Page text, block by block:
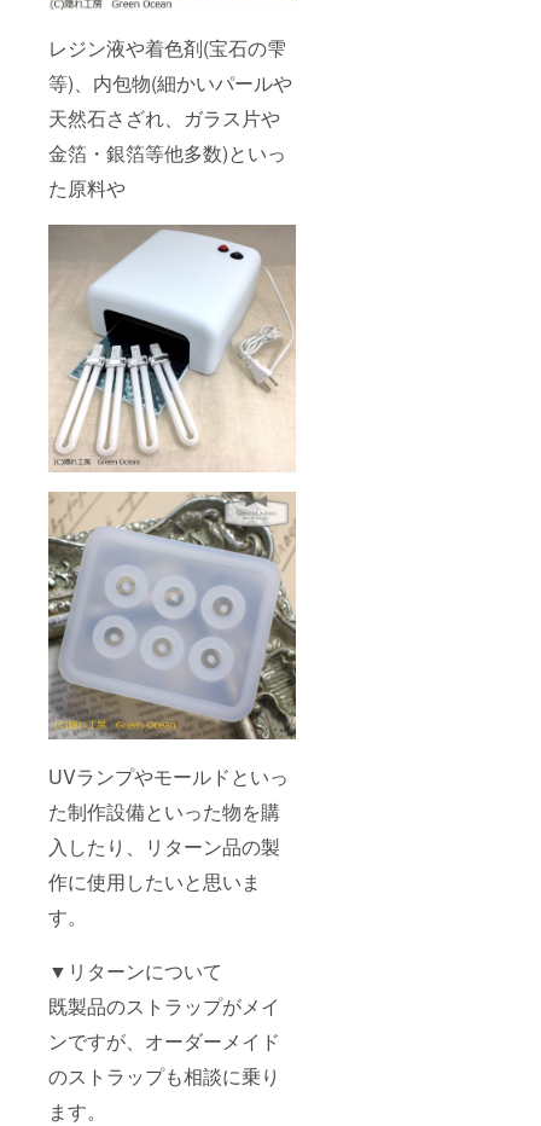
レジン液や着色剤(宝石の雫
等)、内包物(細かいパールや
天然石さざれ、ガラス片や
金箔・銀箔等他多数)といっ
た原料や
UVランプやモールドといっ
た制作設備といった物を購
入したり、リターン品の製
作に使用したいと思いま
す。
▼リターンについて
既製品のストラップがメイ
ンですが、オーダーメイド
のストラップも相談に乗り
ます。